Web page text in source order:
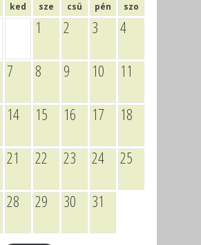
ked sze csü pén szo
1 2 3 4
7 8 9 10 11
14 15 16 17 18
21 22 23 24 25
28 29 30 31